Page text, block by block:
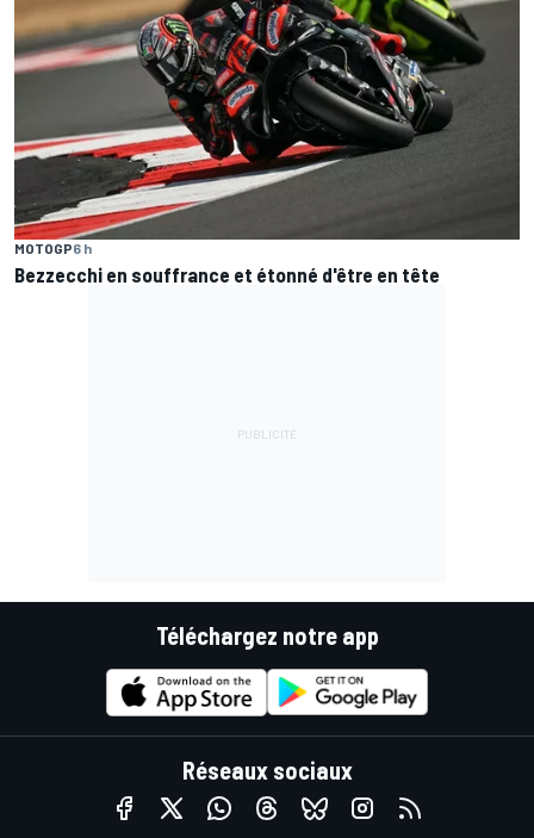
MOTOGP6 h
Bezzecchi en souffrance et étonné d'être en tête
Téléchargez notre app
Réseaux sociaux